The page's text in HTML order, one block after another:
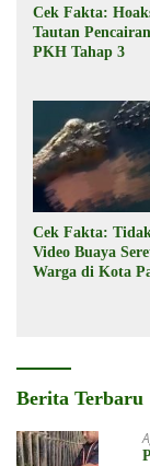
Cek Fakta:
Tautan
PKH Tahap 3
Cek Fakta:
Video Buaya
Warga di Kota
Berita Terbaru